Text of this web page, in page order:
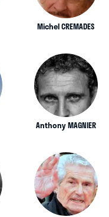
Michel CREMADES
Anthony MAGNIER